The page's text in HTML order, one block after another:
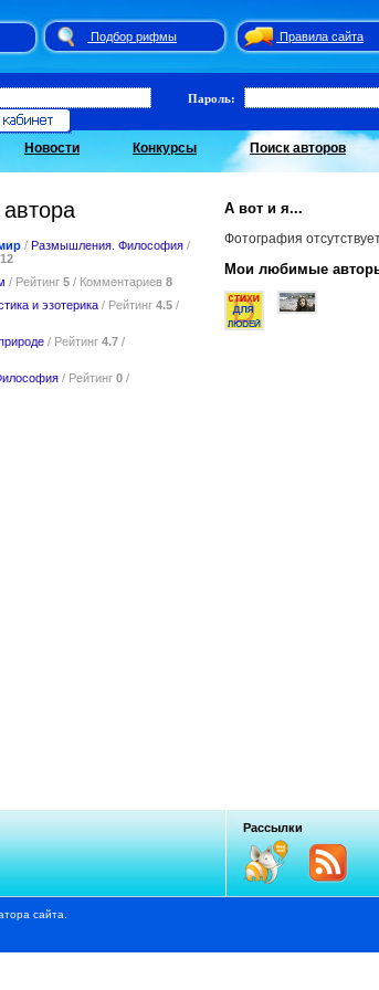
Подбор рифмы
Правила сайта
Пароль:
Новости Конкурсы Поиск авторов
/ Размышления. Философия /
12
/ Рейтинг 5 / Комментариев 8
и эзотерика / Рейтинг 4.5 /
/ Рейтинг 4.7 /
/ Рейтинг 0 /
А вот и я...
Фотография
Мои любимые
Рассылки
сайта.